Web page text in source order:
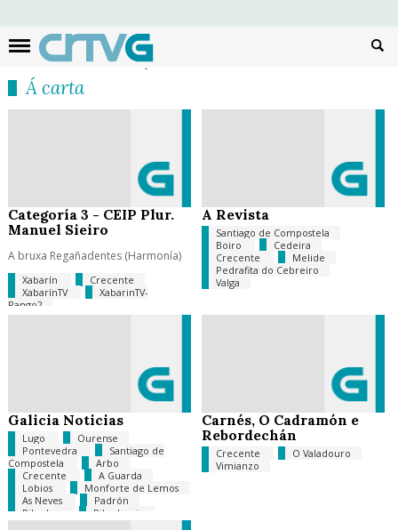
Á carta
Categoría 3 - CEIP Plur.
Manuel Sieiro
A bruxa Regañadentes (Harmonía)
Xabarín
Crecente
XabarínTV
XabarinTV-
Rango2
A Revista
Santiago de Compostela
Boiro
Cedeira
Crecente
Melide
Pedrafita do Cebreiro
Valga
Galicia Noticias
Lugo
Ourense
Pontevedra
Santiago de
Compostela
Arbo
Crecente
A Guarda
Lobios
Monforte de Lemos
As Neves
Padrón
Ribadeo
Ribadumia
Carnés, O Cadramón e
Rebordechán
Crecente
O Valadouro
Vimianzo